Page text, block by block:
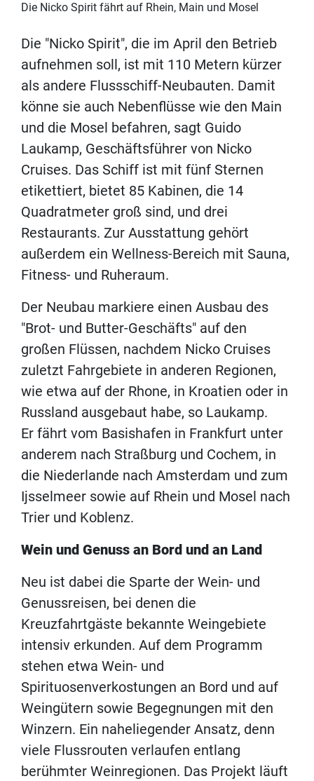
Die Nicko Spirit fährt auf Rhein, Main und Mosel
Die "Nicko Spirit", die im April den Betrieb
aufnehmen soll, ist mit 110 Metern kürzer
als andere Flussschiff-Neubauten. Damit
könne sie auch Nebenflüsse wie den Main
und die Mosel befahren, sagt Guido
Laukamp, Geschäftsführer von Nicko
Cruises. Das Schiff ist mit fünf Sternen
etikettiert, bietet 85 Kabinen, die 14
Quadratmeter groß sind, und drei
Restaurants. Zur Ausstattung gehört
außerdem ein Wellness-Bereich mit Sauna,
Fitness- und Ruheraum.
Der Neubau markiere einen Ausbau des
"Brot- und Butter-Geschäfts" auf den
großen Flüssen, nachdem Nicko Cruises
zuletzt Fahrgebiete in anderen Regionen,
wie etwa auf der Rhone, in Kroatien oder in
Russland ausgebaut habe, so Laukamp.
Er fährt vom Basishafen in Frankfurt unter
anderem nach Straßburg und Cochem, in
die Niederlande nach Amsterdam und zum
Ijsselmeer sowie auf Rhein und Mosel nach
Trier und Koblenz.
Wein und Genuss an Bord und an Land
Neu ist dabei die Sparte der Wein- und
Genussreisen, bei denen die
Kreuzfahrtgäste bekannte Weingebiete
intensiv erkunden. Auf dem Programm
stehen etwa Wein- und
Spirituosenverkostungen an Bord und auf
Weingütern sowie Begegnungen mit den
Winzern. Ein naheliegender Ansatz, denn
viele Flussrouten verlaufen entlang
berühmter Weinregionen. Das Projekt läuft